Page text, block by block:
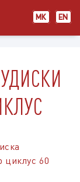
МК EN
циклус 60